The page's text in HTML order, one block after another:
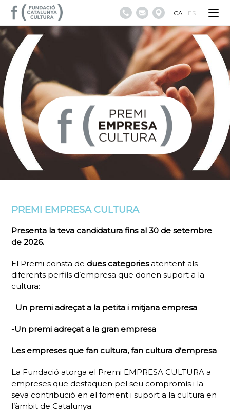
CA ES
PREMI EMPRESA CULTURA
Presenta la teva candidatura fins al 30 de setembre
de 2026.
El Premi consta de dues categoriesatentent als
diferents perfils d’empresa que donen suport a la
cultura:
–Un premi adreçat a la petita i mitjana empresa
-Un premi adreçat a la gran empresa
Les empreses que fan cultura, fan cultura d’empresa
La Fundació atorga el Premi EMPRESA CULTURA a
empreses que destaquen pel seu compromís i la
seva contribució en el foment i suport a la cultura en
l’àmbit de Catalunya.